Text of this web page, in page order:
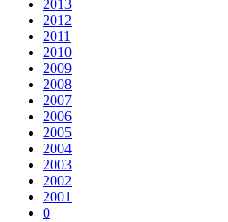
2013
2012
2011
2010
2009
2008
2007
2006
2005
2004
2003
2002
2001
0